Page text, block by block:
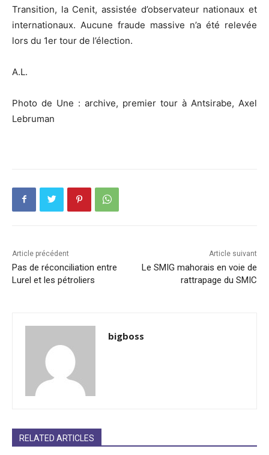
Transition, la Cenit, assistée d’observateur nationaux et
internationaux. Aucune fraude massive n’a été relevée
lors du 1er tour de l’élection.
A.L.
Photo de Une : archive, premier tour à Antsirabe, Axel
Lebruman
Article précédent
Pas de réconciliation entre
Lurel et les pétroliers
Article suivant
Le SMIG mahorais en voie de
rattrapage du SMIC
bigboss
RELATED ARTICLES